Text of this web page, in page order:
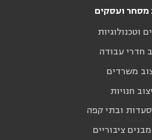
מסחר ועסקים
וטכנולוגיות
חדרי עבודה
משרדים
חנויות
ובתי קפה
ציבוריים